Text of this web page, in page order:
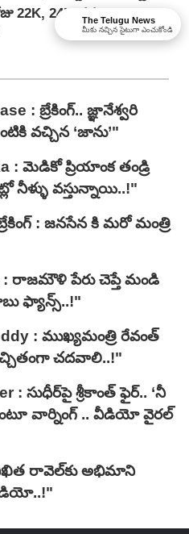
: బ్రేకింగ్‌.. జ్ఞానేశ్వరి
వచ్చిన ‘జాను’"
: మెడికో ప్రియాంక తండ్రి
నీళ్ళు వస్తున్నాయి..!"
: జనసేన కి మరో మంత్రి
: రాజమౌళి పేరు చెప్తే మండి
ఫ్యాన్స్..!"
: ముఖ్యమంత్రి రేవంత్
చదవాలి..!"
: సుధీర్‌పై శ్రీకాంత్ ఫైర్.. ‘నీ
వార్నింగ్ .. వీడియో వైరల్
రావెల్‌కు అభిమాని
The Telugu News
మీకు నచ్చిన సైటుగా ఎంచుకోండి